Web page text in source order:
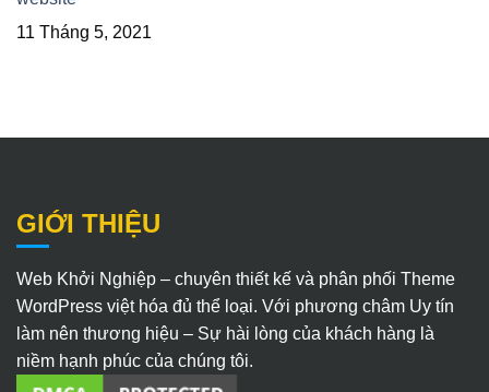
11 Tháng 5, 2021
GIỚI THIỆU
Web Khởi Nghiệp – chuyên thiết kế và phân phối Theme
WordPress việt hóa đủ thể loại. Với phương châm Uy tín
làm nên thương hiệu – Sự hài lòng của khách hàng là
niềm hạnh phúc của chúng tôi.